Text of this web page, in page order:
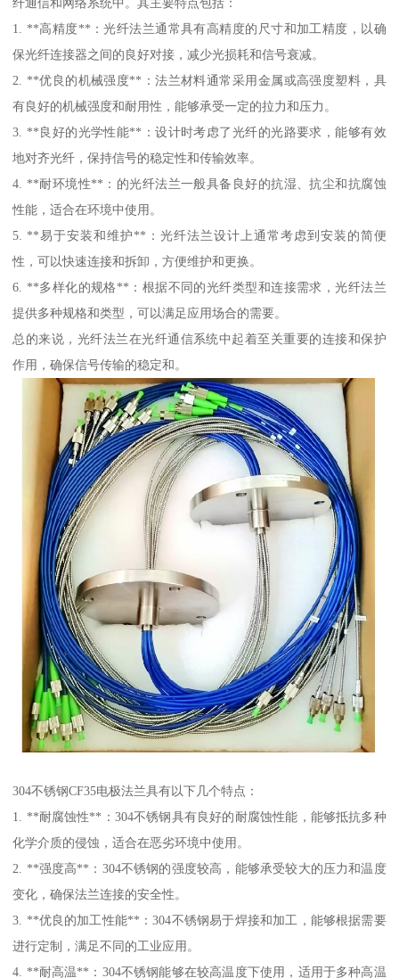
纤通信和网络系统中。其主要特点包括：
1. **高精度**：光纤法兰通常具有高精度的尺寸和加工精度，以确
保光纤连接器之间的良好对接，减少光损耗和信号衰减。
2. **优良的机械强度**：法兰材料通常采用金属或高强度塑料，具
有良好的机械强度和耐用性，能够承受一定的拉力和压力。
3. **良好的光学性能**：设计时考虑了光纤的光路要求，能够有效
地对齐光纤，保持信号的稳定性和传输效率。
4. **耐环境性**：的光纤法兰一般具备良好的抗湿、抗尘和抗腐蚀
性能，适合在环境中使用。
5. **易于安装和维护**：光纤法兰设计上通常考虑到安装的简便
性，可以快速连接和拆卸，方便维护和更换。
6. **多样化的规格**：根据不同的光纤类型和连接需求，光纤法兰
提供多种规格和类型，可以满足应用场合的需要。
总的来说，光纤法兰在光纤通信系统中起着至关重要的连接和保护
作用，确保信号传输的稳定和。
304不锈钢CF35电极法兰具有以下几个特点：
1. **耐腐蚀性**：304不锈钢具有良好的耐腐蚀性能，能够抵抗多种
化学介质的侵蚀，适合在恶劣环境中使用。
2. **强度高**：304不锈钢的强度较高，能够承受较大的压力和温度
变化，确保法兰连接的安全性。
3. **优良的加工性能**：304不锈钢易于焊接和加工，能够根据需要
进行定制，满足不同的工业应用。
4. **耐高温**：304不锈钢能够在较高温度下使用，适用于多种高温